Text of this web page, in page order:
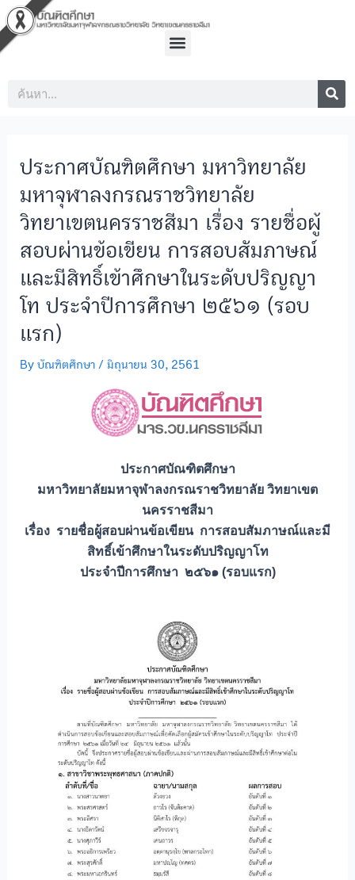
Skip
to
content
Menu
Search
ประกาศบัณฑิตศึกษา มหาวิทยาลัย
มหาจุฬาลงกรณราชวิทยาลัย
วิทยาเขตนครราชสีมา เรื่อง รายชื่อผู้
สอบผ่านข้อเขียน การสอบสัมภาษณ์
และมีสิทธิ์เข้าศึกษาในระดับปริญญา
โท ประจำปีการศึกษา ๒๕๖๑ (รอบ
แรก)
By บัณฑิตศึกษา / มิถุนายน 30, 2561
ประกาศบัณฑิตศึกษา
มหาวิทยาลัยมหาจุฬาลงกรณราชวิทยาลัย วิทยาเขต
นครราชสีมา
เรื่อง รายชื่อผู้สอบผ่านข้อเขียน การสอบสัมภาษณ์และมี
สิทธิ์เข้าศึกษาในระดับปริญญาโท
ประจำปีการศึกษา ๒๕๖๑ (รอบแรก)
Post
navigation